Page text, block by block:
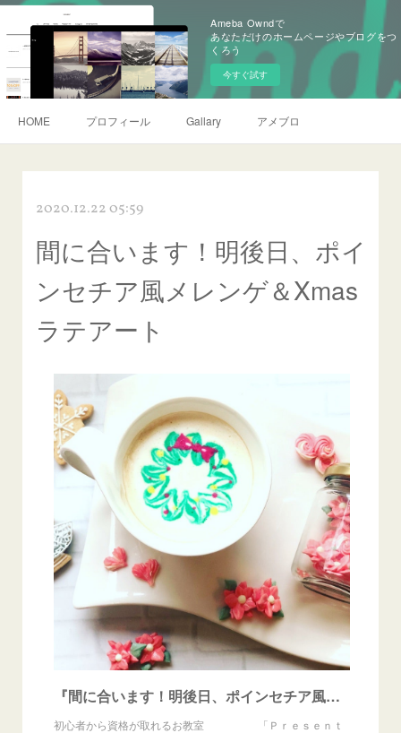
Ameba Owndで
あなただけのホームページやブログをつ
くろう
今すぐ試す
HOME プロフィール Gallary アメブロ
2020.12.22 05:59
間に合います！明後日、ポイ
ンセチア風メレンゲ＆Xmas
ラテアート
『間に合います！明後日、ポインセチア風メレンゲ＆Xmasラテアート』
初心者から資格が取れるお教室 「Ｐｒｅｓｅｎｔ